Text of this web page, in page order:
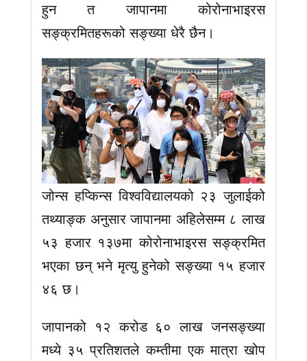
हुन त जापानमा कोरोनाभाइरस
सङ्क्रमितहरूको सङ्ख्या धेरै छैन।
जोन्स हप्किन्स विश्वविद्यालयको २३ जुलाईको
तथ्याङ्क अनुसार जापानमा अहिलेसम्म ८ लाख
५३ हजार १३७मा कोरोनाभाइरस सङ्क्रमित
भएका छन् भने मृत्यु हुनेको सङ्ख्या १५ हजार
४६ छ।
जापानको १२ करोड ६० लाख जनसङ्ख्या
मध्ये ३५ प्रतिशतले कम्तीमा एक मात्रा खोप